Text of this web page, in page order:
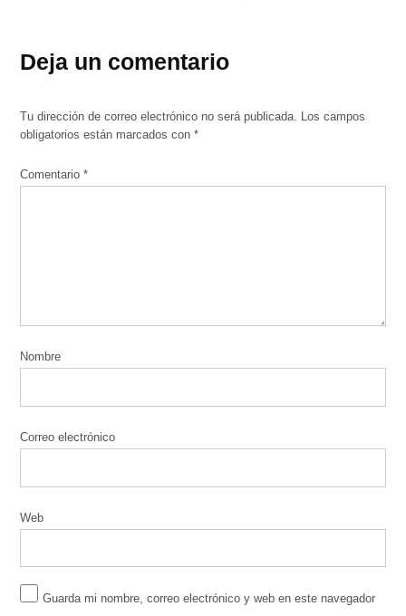
Deja un comentario
Tu dirección de correo electrónico no será publicada. Los campos
obligatorios están marcados con*
Comentario*
Nombre
Correo electrónico
Web
Guarda mi nombre, correo electrónico y web en este navegador